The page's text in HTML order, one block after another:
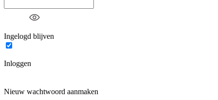
Ingelogd blijven
Inloggen
Nieuw wachtwoord aanmaken